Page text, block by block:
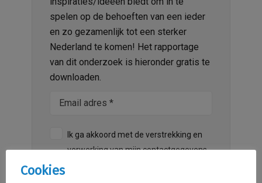
spelen op de behoeften van een ieder
en zo gezamenlijk tot een sterker
Nederland te komen! Het rapportage
van dit onderzoek is hieronder gratis te
downloaden.
Ik ga akkoord met de verstrekking en
verwerking van mijn contactgegevens,
Cookies